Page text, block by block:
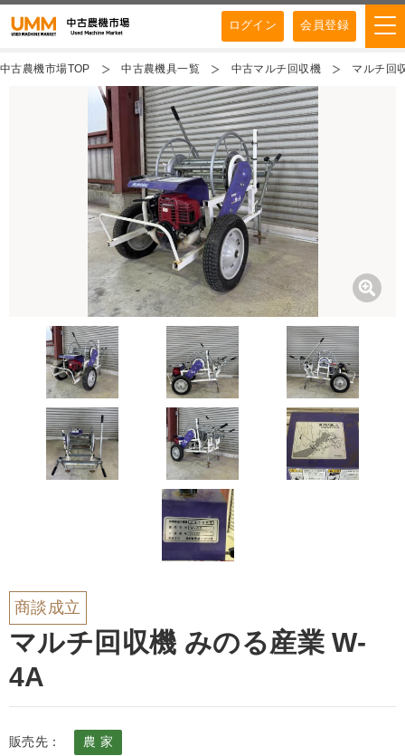
ログイン 会員登録
中古農機市場TOP 中古農機具一覧 中古マルチ回収機 マルチ回
商談成立
マルチ回収機 みのる産業 W-
4A
販売先：
農 家